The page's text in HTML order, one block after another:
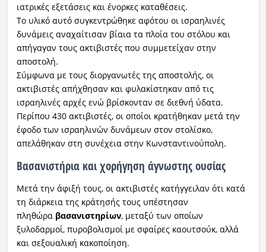
ιατρικές εξετάσεις και ένορκες καταθέσεις.
Το υλικό αυτό συγκεντρώθηκε αφότου οι ισραηλινές
δυνάμεις αναχαίτισαν βίαια τα πλοία του στόλου και
απήγαγαν τους ακτιβιστές που συμμετείχαν στην
αποστολή.
Σύμφωνα με τους διοργανωτές της αποστολής, οι
ακτιβιστές απήχθησαν και φυλακίστηκαν από τις
ισραηλινές αρχές ενώ βρίσκονταν σε διεθνή ύδατα.
Περίπου 430 ακτιβιστές, οι οποίοι κρατήθηκαν μετά την
έφοδο των ισραηλινών δυνάμεων στον στολίσκο,
απελάθηκαν στη συνέχεια στην Κωνσταντινούπολη.
Βασανιστήρια και χορήγηση άγνωστης ουσίας
Μετά την άφιξή τους, οι ακτιβιστές κατήγγειλαν ότι κατά
τη διάρκεια της κράτησής τους υπέστησαν
πληθώρα βασανιστηρίων, μεταξύ των οποίων
ξυλοδαρμοί, πυροβολισμοί με σφαίρες καουτσούκ, αλλά
και σεξουαλική κακοποίηση.